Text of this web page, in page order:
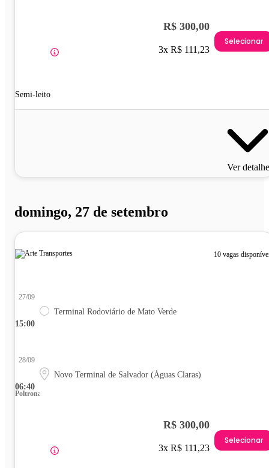
Semi-leito
R$ 300,00
3x R$ 111,23
Selecionar
Ver
domingo, 27 de setembro
10 vagas
15:00
27/09
Terminal Rodoviário de Mato Verde
06:40
28/09
Novo Terminal de Salvador (Águas Claras)
Poltrona
R$ 300,00
3x R$ 111,23
Selecionar